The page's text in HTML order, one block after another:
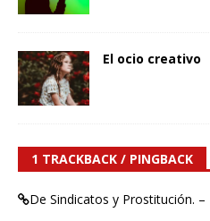
El ocio creativo
1 TRACKBACK / PINGBACK
De Sindicatos y Prostitución. –